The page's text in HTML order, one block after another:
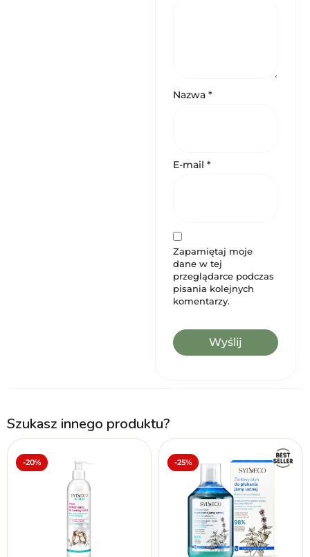
Nazwa *
E-mail *
Zapamiętaj moje
dane w tej
przeglądarce podczas
pisania kolejnych
komentarzy.
Szukasz innego produktu?
-20% -25%